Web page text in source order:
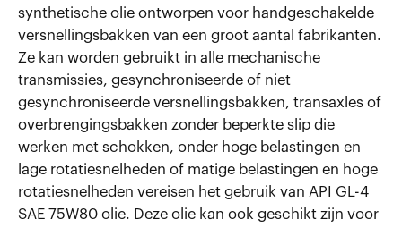
synthetische olie ontworpen voor handgeschakelde
versnellingsbakken van een groot aantal fabrikanten.
Ze kan worden gebruikt in alle mechanische
transmissies, gesynchroniseerde of niet
gesynchroniseerde versnellingsbakken, transaxles of
overbrengingsbakken zonder beperkte slip die
werken met schokken, onder hoge belastingen en
lage rotatiesnelheden of matige belastingen en hoge
rotatiesnelheden vereisen het gebruik van API GL-4
SAE 75W80 olie. Deze olie kan ook geschikt zijn voor